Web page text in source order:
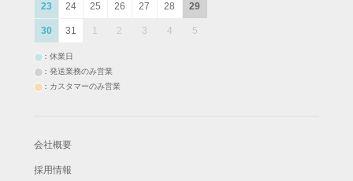
23 24 25 26 27 28 29
30 31 1 2 3 4 5
：休業日
：発送業務のみ営業
：カスタマーのみ営業
会社概要
採用情報